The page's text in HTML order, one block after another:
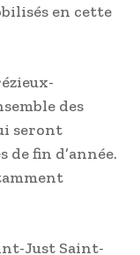
en cette
des
seront
de fin d’année.
Just Saint-